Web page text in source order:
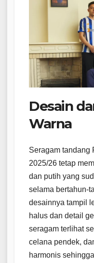
Desain
Warna
Seragam tandang
2025/26 tetap
dan putih yang
selama bertahun-
desainnya tampil
halus dan detail
seragam terlihat
celana pendek,
harmonis